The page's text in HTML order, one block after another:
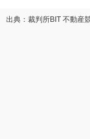
出典：裁判所BIT 不動産